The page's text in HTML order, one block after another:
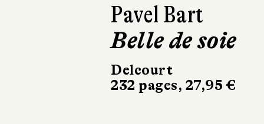
Pavel Bart
Belle de soie
Delcourt
232 pages, 27,95 €
Fane
Goetz
Glénat
184 pages, 29